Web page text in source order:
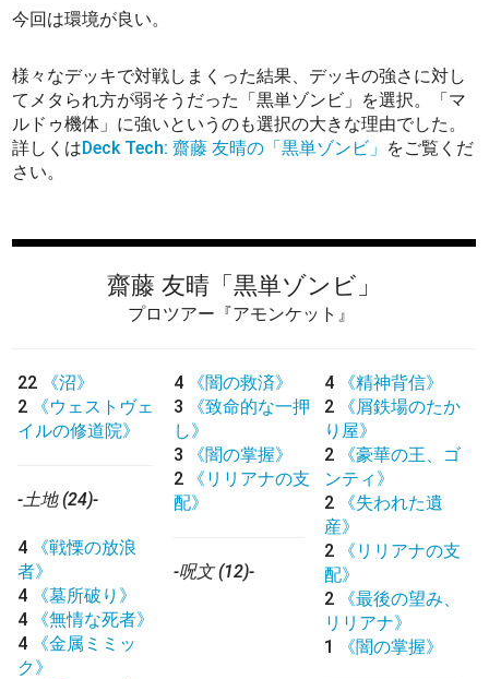
今回は環境が良い。
様々なデッキで対戦しまくった結果、デッキの強さに対し
てメタられ方が弱そうだった「黒単ゾンビ」を選択。「マ
ルドゥ機体」に強いというのも選択の大きな理由でした。
詳しくはDeck Tech: 齋藤 友晴の「黒単ゾンビ」 をご覧くだ
さい。
齋藤 友晴 「黒単ゾンビ」
プロツアー『アモンケット』
22
《沼》
2
《ウェストヴェ
イルの修道院》
-土地 (24)-
4
《戦慄の放浪
者》
4
《墓所破り》
4
《無情な死者》
4
《金属ミミッ
ク》
4
《闇の救済》
3
《致命的な一押
し》
3
《闇の掌握》
2
《リリアナの支
配》
-呪文 (12)-
4
《精神背信》
2
《屑鉄場のたか
り屋》
2
《豪華の王、ゴ
ンティ》
2
《失われた遺
産》
2
《リリアナの支
配》
2
《最後の望み、
リリアナ》
1
《闇の掌握》